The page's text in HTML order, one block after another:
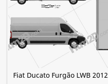
Fiat Ducato Furgão LWB 2012